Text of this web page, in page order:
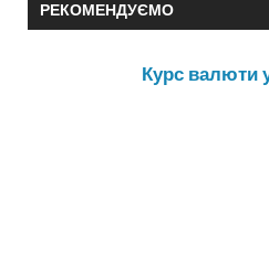
РЕКОМЕНДУЄМО
Курс валюти